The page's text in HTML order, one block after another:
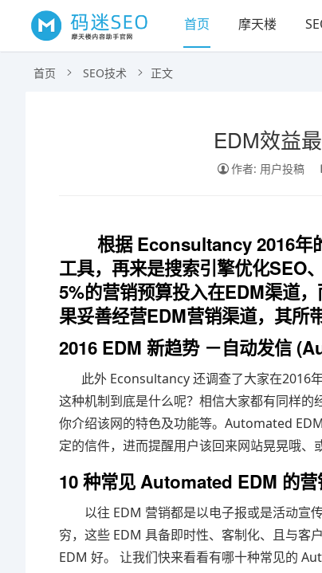
首页 摩天楼
首页 SEO技术 正文
EDM效益
作者: 用户投稿
根据 Econsultancy 2016年的
工具，再来是搜索引擎优化SEO
5%的营销预算投入在EDM渠道
果妥善经营EDM营销渠道，其所
2016 EDM 新趋势 －自动发信
此外 Econsultancy 还调查了大家在2016
这种机制到底是什么呢？相信大家都有同样
你介绍该网的特色及功能等。Automated
定的信件，进而提醒用户该回来网站晃晃哦、
10 种常见 Automated EDM 的营
以往 EDM 营销都是以电子报或是活动宣
穷，这些 EDM 具备即时性、客制化、且与客
EDM 好。 让我们快来看看有哪十种常见的